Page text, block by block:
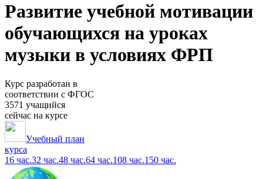
Развитие учебной мотивации
обучающихся на уроках
музыки в условиях ФРП
Курс разработан в
соответствии с ФГОС
3571 учащийся
сейчас на курсе
Учебный план
курса
16 час.32 час.48 час.64 час.108 час.150 час.